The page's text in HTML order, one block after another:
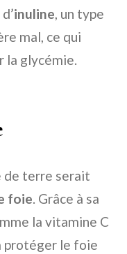
inuline, un type
mal, ce qui
la glycémie.
de terre serait
foie. Grâce à sa
la vitamine C
protéger le foie